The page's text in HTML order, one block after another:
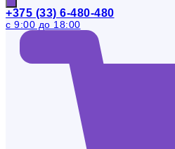
+375 (33) 6-480-480
с 9:00 до 18:00